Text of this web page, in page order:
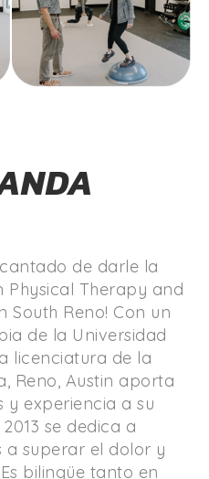
de darle la
Physical Therapy and
South Reno! Con un
de la Universidad
licenciatura de la
Reno, Austin aporta
y experiencia a su
se dedica a
a superar el dolor y
bilingüe tanto en